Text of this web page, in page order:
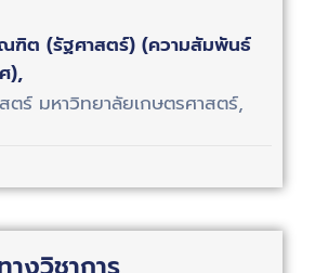
ฑิต (รัฐศาสตร์) (ความสัมพันธ์
),
ร์ มหาวิทยาลัยเกษตรศาสตร์,